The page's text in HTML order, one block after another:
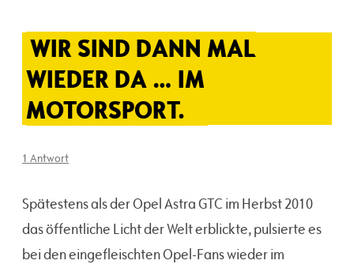
WIR SIND DANN MAL
WIEDER DA … IM
MOTORSPORT.
1 Antwort
Spätestens als der Opel Astra GTC im Herbst 2010
das öffentliche Licht der Welt erblickte, pulsierte es
bei den eingefleischten Opel-Fans wieder im